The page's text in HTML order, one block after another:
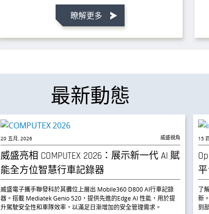
瞭解更多
最新動態
20 五月, 2026 威盛視角
威盛亮相 COMPUTEX 2026：展示新一代 AI 賦
能全方位智慧行車記錄器
威盛電子攜手聯發科於其攤位上展出 Mobile360 D800 AI行車記錄
器。搭載 Mediatek Genio 520，提供先進的Edge AI 性能，用於提
升駕駛安全性和車隊效率，以滿足日漸增加的安全管理需求。
15
了
新
到